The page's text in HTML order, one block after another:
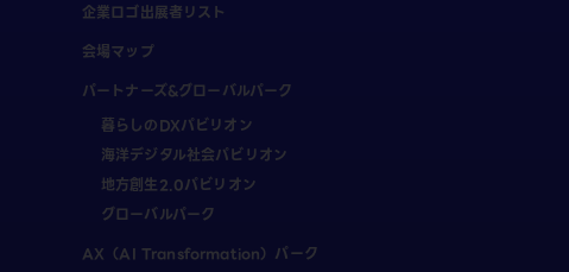
企業ロゴ出展者リスト
会場マップ
パートナーズ&グローバルパーク
暮らしのDXパビリオン
海洋デジタル社会パビリオン
地方創生2.0パビリオン
グローバルパーク
AX（AI Transformation）パーク